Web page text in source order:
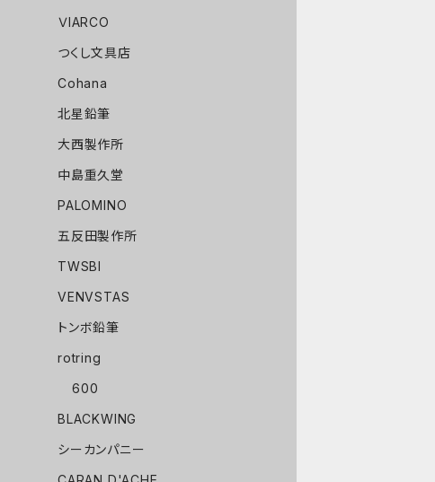
ＶIARCO
つくし文具店
Cohana
北星鉛筆
大西製作所
中島重久堂
PALOMINO
五反田製作所
TWSBI
VENVSTAS
トンボ鉛筆
rotring
600
BLACKWING
シーカンパニー